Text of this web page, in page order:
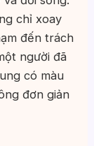
chỉ xoay
đến trách
người đã
có màu
đơn giản